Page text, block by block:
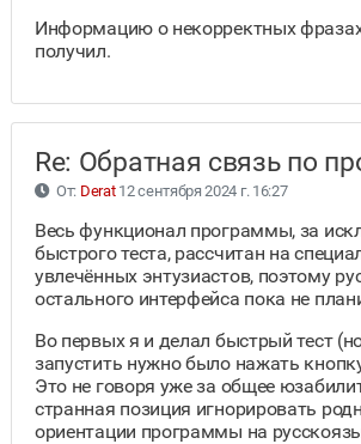
Информацию о некорректных
получил.
Re: Обратная связь по
От: Derat12 сентября 2024 г. 16:27
Весь функционал программы, за
быстрого теста, рассчитан на
увлечённых энтузиастов, поэтому
остального интерфейса пока не
Во первых я и делал быстрый тест
запустить нужно было нажать
Это не говоря уже за общее
странная позиция игнорировать
ориентации программы на